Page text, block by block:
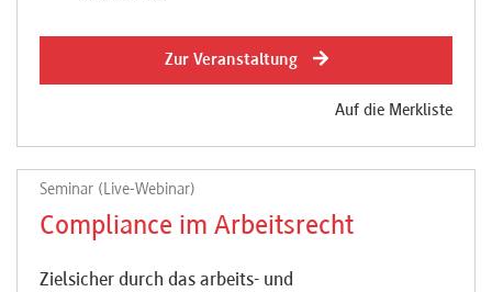
Zur Veranstaltung
Auf die Merkliste
Seminar (Live-Webinar)
Compliance im Arbeitsrecht
Zielsicher durch das arbeits- und